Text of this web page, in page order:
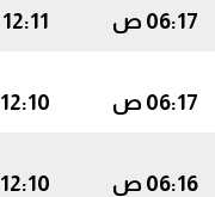
06:17 ص 12:11 م
06:17 ص 12:10 م
06:16 ص 12:10 م